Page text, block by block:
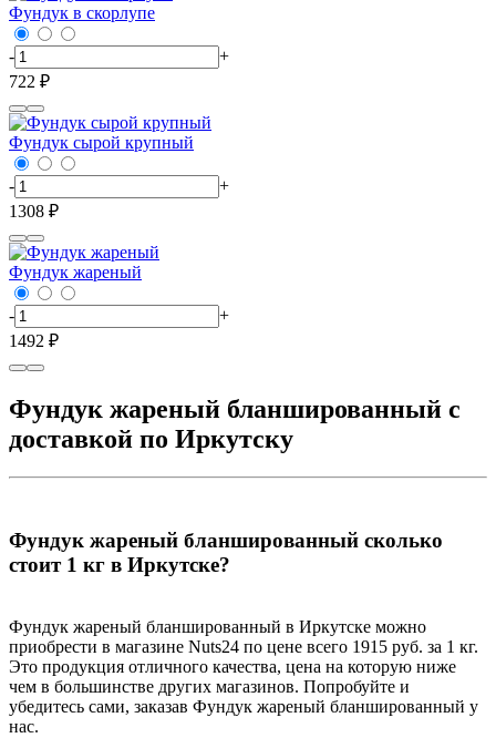
Фундук в скорлупе
-
+
722 ₽
Фундук сырой крупный
-
+
1308 ₽
Фундук жареный
-
+
1492 ₽
Фундук жареный бланшированный с
доставкой по Иркутску
Фундук жареный бланшированный сколько
стоит 1 кг в Иркутске?
Фундук жареный бланшированный в Иркутске можно
приобрести в магазине Nuts24 по цене всего 1915 руб. за 1 кг.
Это продукция отличного качества, цена на которую ниже
чем в большинстве других магазинов. Попробуйте и
убедитесь сами, заказав Фундук жареный бланшированный у
нас.